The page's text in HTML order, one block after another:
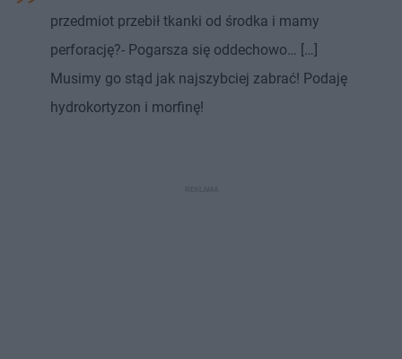
przedmiot przebił tkanki od środka i mamy
perforację?- Pogarsza się oddechowo… […]
Musimy go stąd jak najszybciej zabrać! Podaję
hydrokortyzon i morfinę!